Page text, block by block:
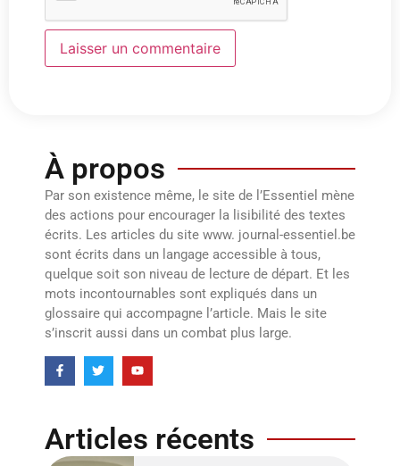
À propos
Par son existence même, le site de l’Essentiel mène
des actions pour encourager la lisibilité des textes
écrits. Les articles du site www. journal-essentiel.be
sont écrits dans un langage accessible à tous,
quelque soit son niveau de lecture de départ. Et les
mots incontournables sont expliqués dans un
glossaire qui accompagne l’article. Mais le site
s’inscrit aussi dans un combat plus large.
Articles récents